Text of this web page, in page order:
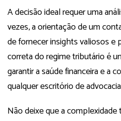
A decisão ideal requer uma
vezes, a orientação de um
de fornecer insights valiosos e
correta do regime tributário é
garantir a saúde financeira e a
qualquer escritório de
Não deixe que a